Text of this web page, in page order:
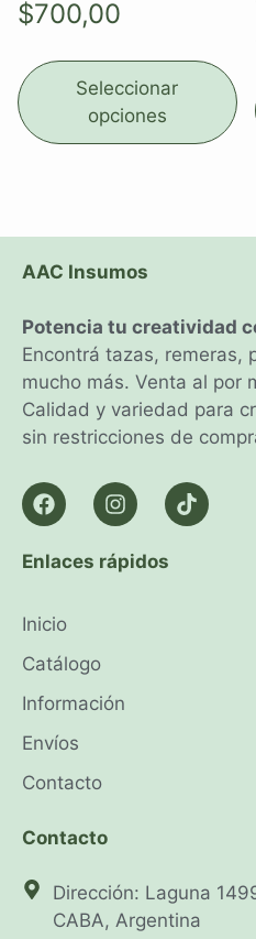
$700,00
Seleccionar
opciones
AAC Insumos
Potencia tu creatividad
Encontrá tazas, remeras,
mucho más. Venta al por
Calidad y variedad para
sin restricciones de
Enlaces rápidos
Inicio
Catálogo
Información
Envíos
Contacto
Contacto
Dirección: Laguna
CABA, Argentina